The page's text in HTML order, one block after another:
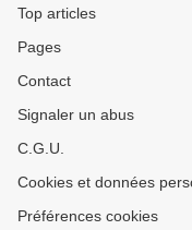
Top articles
Pages
Contact
Signaler un abus
C.G.U.
Cookies et données
Préférences cookies